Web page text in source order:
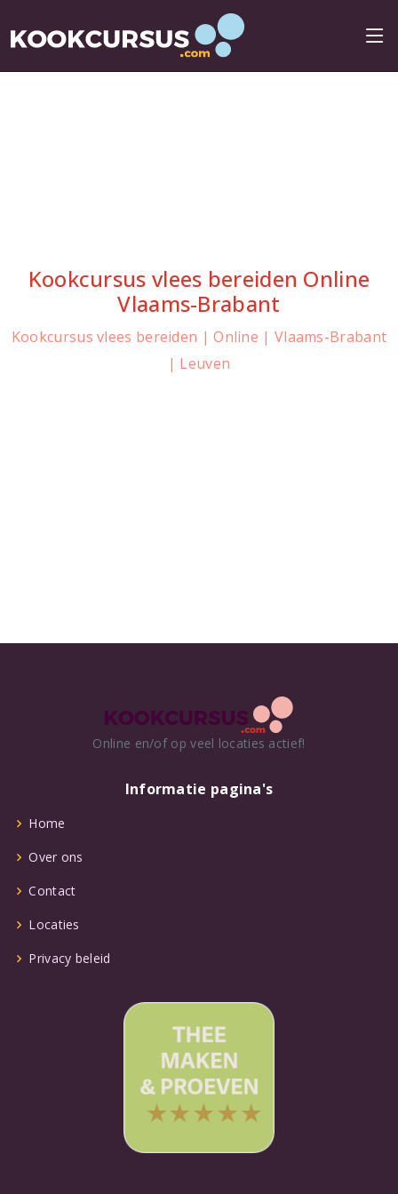
Kookcursus vlees bereiden Online
Vlaams-Brabant
Kookcursus vlees bereiden | Online | Vlaams-Brabant
| Leuven
Online en/of op veel locaties actief!
Informatie pagina's
Home
Over ons
Contact
Locaties
Privacy beleid